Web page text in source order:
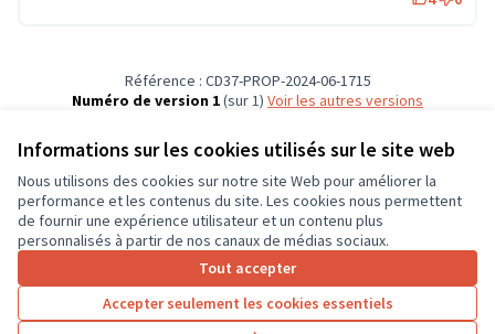
Informations sur les cookies utilisés sur le site web
Nous utilisons des cookies sur notre site Web pour améliorer la
performance et les contenus du site. Les cookies nous permettent
de fournir une expérience utilisateur et un contenu plus
personnalisés à partir de nos canaux de médias sociaux.
Tout accepter
Accepter seulement les cookies essentiels
Référence : CD37-PROP-2024-06-1715
Numéro de version 1(sur 1)
voir les autres versions
Conditions d'utilisation
Paramètres des cookies
CD37 sur X
(Lien externe)
CD37 sur Facebook
CD37 sur Instagram
CD37 sur YouTube
(Lien externe)
Licence
(Lien